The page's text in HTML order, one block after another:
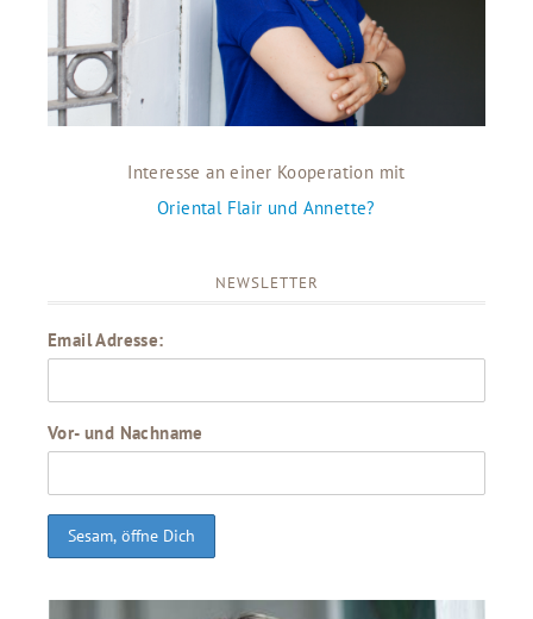
Interesse an einer Kooperation mit
Oriental Flair und Annette?
NEWSLETTER
Email Adresse:
Vor- und Nachname